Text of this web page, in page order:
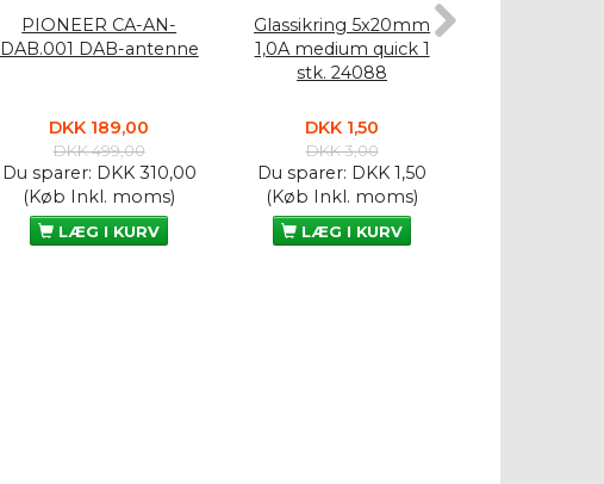
PIONEER CA-AN-
DAB.001 DAB-antenne
DKK 189,00
DKK 499,00
Du sparer: DKK 310,00
(Køb Inkl. moms)
LÆG I KURV
Glassikring 5x20mm
1,0A medium quick 1
stk. 24088
DKK 1,50
DKK 3,00
Du sparer: DKK 1,50
(Køb Inkl. moms)
LÆG I KURV